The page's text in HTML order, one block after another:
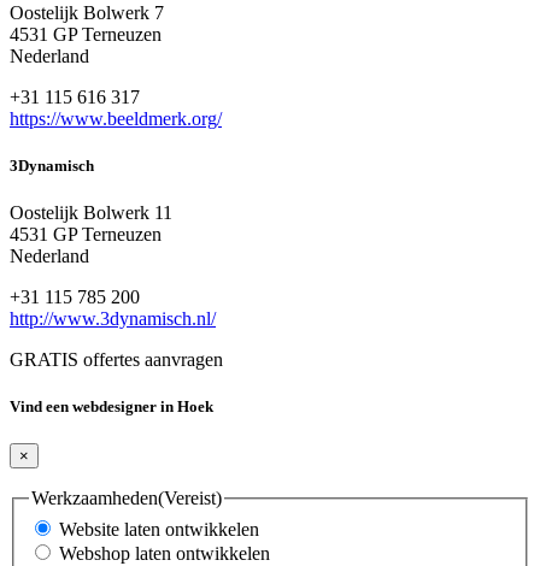
Oostelijk Bolwerk 7
4531 GP Terneuzen
Nederland
+31 115 616 317
https://www.beeldmerk.org/
3Dynamisch
Oostelijk Bolwerk 11
4531 GP Terneuzen
Nederland
+31 115 785 200
http://www.3dynamisch.nl/
GRATIS offertes aanvragen
Vind een webdesigner in Hoek
×
Werkzaamheden(Vereist)
Website laten ontwikkelen
Webshop laten ontwikkelen